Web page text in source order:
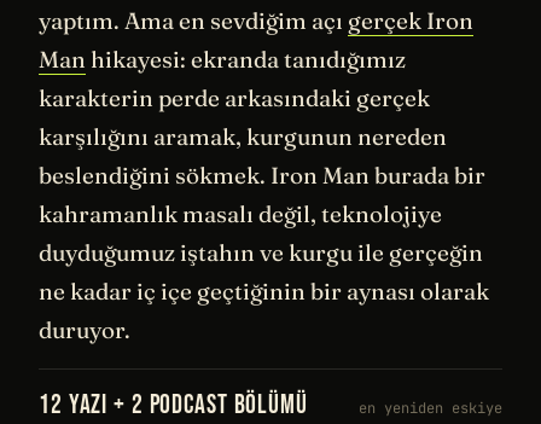
yaptım. Ama en sevdiğim açı gerçek Iron
Man hikayesi: ekranda tanıdığımız
karakterin perde arkasındaki gerçek
karşılığını aramak, kurgunun nereden
beslendiğini sökmek. Iron Man burada bir
kahramanlık masalı değil, teknolojiye
duyduğumuz iştahın ve kurgu ile gerçeğin
ne kadar iç içe geçtiğinin bir aynası olarak
duruyor.
12 YAZI + 2 PODCAST BÖLÜMÜ en yeniden eskiye